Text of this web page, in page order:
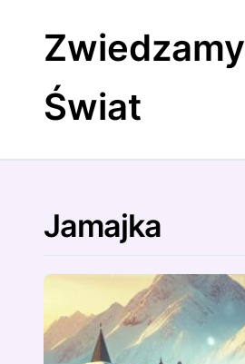
contentZwiedzamy
Świat
Jamajka